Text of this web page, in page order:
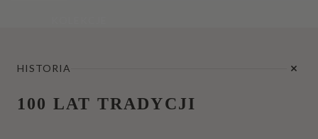
HISTORIA
100 LAT TRADYCJI